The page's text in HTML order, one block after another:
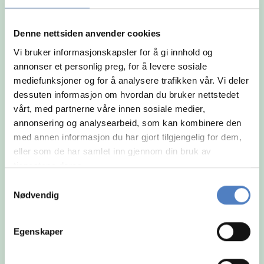
Denne nettsiden anvender cookies
Vi bruker informasjonskapsler for å gi innhold og
annonser et personlig preg, for å levere sosiale
mediefunksjoner og for å analysere trafikken vår. Vi deler
dessuten informasjon om hvordan du bruker nettstedet
vårt, med partnerne våre innen sosiale medier,
annonsering og analysearbeid, som kan kombinere den
med annen informasjon du har gjort tilgjengelig for dem,
eller som de har samlet inn gjennom din bruk av
tjenestene deres.
Nødvendig
Egenskaper
og arbeidsmåte.